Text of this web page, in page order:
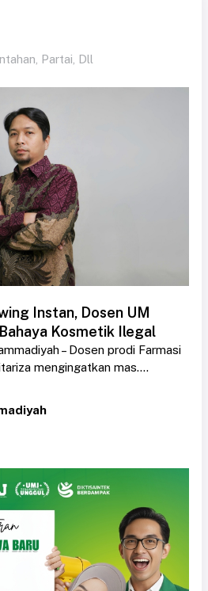
Partai, Dll
Instan, Dosen UM
Kosmetik Ilegal
– Dosen prodi Farmasi
mengingatkan mas....